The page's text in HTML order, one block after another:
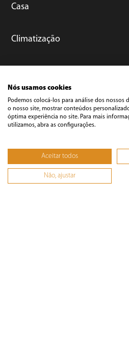
Casa
Climatização
Cuidados Pessoais
Ferramentas
Nós usamos cookies
Podemos colocá-los para análise dos nossos
o nosso site, mostrar conteúdos
óptima experiência no site. Para mais
utilizamos, abra as configurações.
Aceitar todos
Não, ajustar